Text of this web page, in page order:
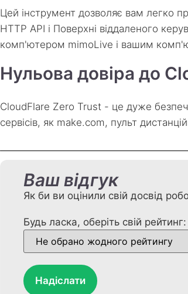
Цей інструмент дозволяє вам легко
HTTP API і Поверхні віддаленого
комп'ютером mimoLive і вашим
Нульова довіра до
CloudFlare Zero Trust - це дуже
сервісів, як make.com, пульт
Ваш відгук
Як би ви оцінили свій досвід
Будь ласка, оберіть свій рейтинг:
Надіслати